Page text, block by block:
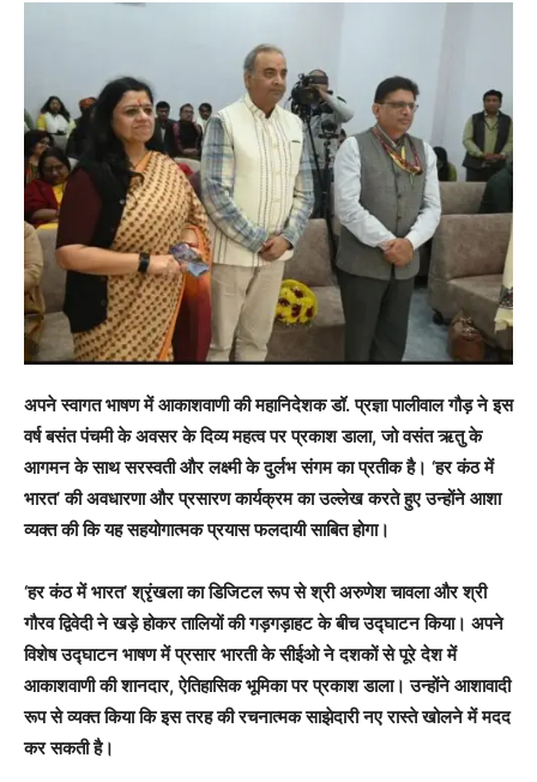
अपने स्वागत भाषण में आकाशवाणी की महानिदेशक डॉ. प्रज्ञा पालीवाल गौड़ ने इस
वर्ष बसंत पंचमी के अवसर के दिव्य महत्व पर प्रकाश डाला, जो वसंत ऋतु के
आगमन के साथ सरस्वती और लक्ष्मी के दुर्लभ संगम का प्रतीक है। ‘हर कंठ में
भारत’ की अवधारणा और प्रसारण कार्यक्रम का उल्लेख करते हुए उन्होंने आशा
व्यक्त की कि यह सहयोगात्मक प्रयास फलदायी साबित होगा।
‘हर कंठ में भारत’ श्रृंखला का डिजिटल रूप से श्री अरुणेश चावला और श्री
गौरव द्विवेदी ने खड़े होकर तालियों की गड़गड़ाहट के बीच उद्घाटन किया। अपने
विशेष उद्घाटन भाषण में प्रसार भारती के सीईओ ने दशकों से पूरे देश में
आकाशवाणी की शानदार, ऐतिहासिक भूमिका पर प्रकाश डाला। उन्होंने आशावादी
रूप से व्यक्त किया कि इस तरह की रचनात्मक साझेदारी नए रास्ते खोलने में मदद
कर सकती है।